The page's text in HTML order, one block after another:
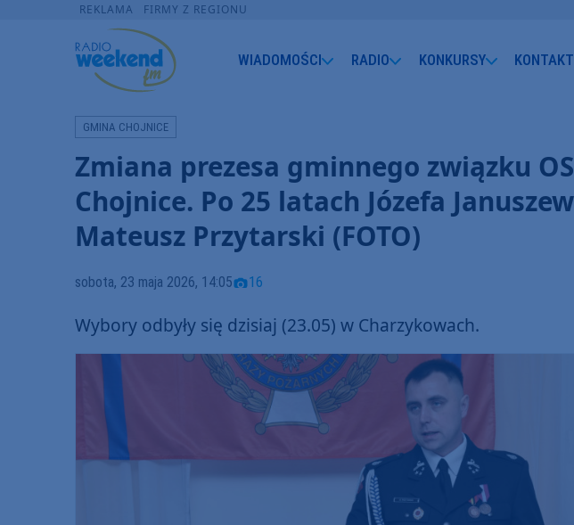
REKLAMA FIRMY Z REGIONU
WIADOMOŚCI RADIO KONKURSY KONTAKT
GMINA CHOJNICE
Zmiana prezesa gminnego związku
Chojnice. Po 25 latach Józefa
Mateusz Przytarski (FOTO)
sobota, 23 maja 2026, 14:05 16
Wybory odbyły się dzisiaj (23.05) w Charzykowach.